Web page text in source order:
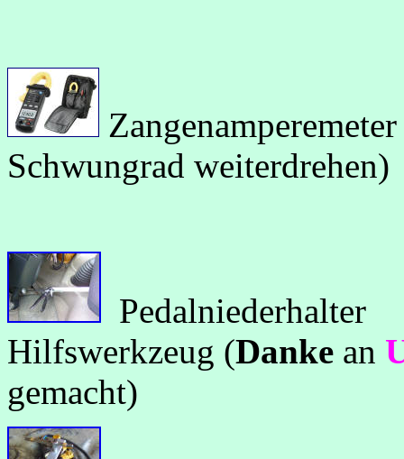
Schwungrad weiterdrehen)
Hilfswerkzeug (Danke an
gemacht)